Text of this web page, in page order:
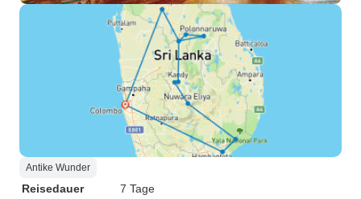
Antike Wunder
Reisedauer
7 Tage